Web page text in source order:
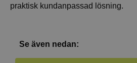
praktisk kundanpassad lösning.
Se även nedan: